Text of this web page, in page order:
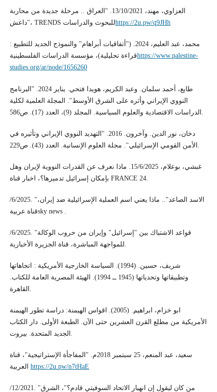
العزاوي، مهند، 13/10/2021. "العراق .. مرحلة جديدة من محاربة
داعش"، TRENDS للبحوث والدراساتhttps://2u.pw/q9JHh
محمد، عبد العليم، 2024. ("أتفاقيات أبراهام" والنموذج الجديد للتطبيع :
قراءة تحليلية)، مؤسسة الدراسات الفلسطينيةhttps://www.palestine-
studies.org/ar/node/1656260
طايع، أحمد سلمان. وعبد الكريم، هويدا فتحي. يناير 2024. "البرنامج
النووي الإيراني وأثره على الشرق الأوسط". المجلة العلمية لكلية
دخان، نور الدين. وآخرون. 2016. "التهديد النووي الإيراني وتأثيره في
غبشي، بوعلام، 15/6/2025. ماذا نعرف عن القدرات النووية لإيران وهل
بإمكان إسرائيل تدميرها؟، اخبار قناة FRANCE 24.
/6/2025. "الاسد الصاعد".. ماذا يعني اسم العملية الإسرائيلية ضد إيران،
قناة عربيةsky news .
/6/2025. "قواعد الاشتباك بين "إسرائيل" وإيران من حروب الوكالة
شريف، حسين. (1994). السياسة الخارجية الأمريكية : اتجاهاتها
وتطبيقاتها وتحدياتها (1945 ــ 1994). الهيئة المصرية العامة للكتاب.
ابو خزام، ابراهيم. (2005). اقواس الهيمنة: دراسة تطور الهيمنة
الأمريكية من مطلع القرن العشرين حتى الآن. الطبعة الأولى. دار الكتاب
سعيد، عبد المنعم، 25 سبتمبر 2018م. "المفاجأة الإستراتيجية"، قناة
https://2u.pw/n7tHaE
/12/2021. "من كان ليقول إن انهيار الاتحاد السوفيتي قادم؟"، الشرق